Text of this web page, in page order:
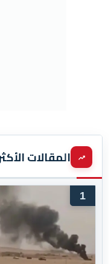
المقالات
1